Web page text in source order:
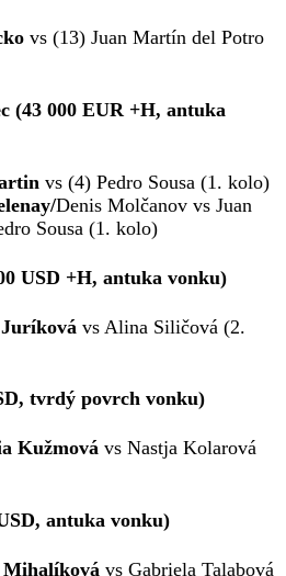
vs (13) Juan Martín del Potro
(43 000 EUR +H, antuka
vs (4) Pedro Sousa (1. kolo)
Denis Molčanov vs Juan
Sousa (1. kolo)
USD +H, antuka vonku)
vs Alina Siličová (2.
tvrdý povrch vonku)
Kužmová vs Nastja Kolarová
antuka vonku)
vs Gabriela Talabová